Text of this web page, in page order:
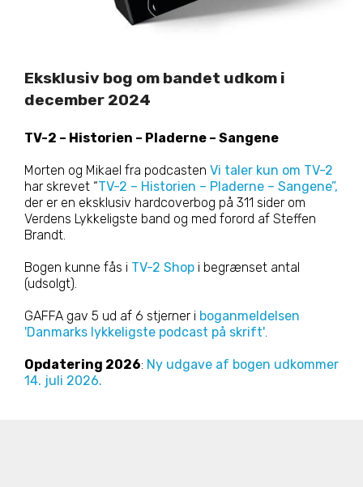
Eksklusiv bog om bandet udkom i
december 2024
TV-2 – Historien – Pladerne – Sangene
Morten og Mikael fra podcasten Vi taler kun om TV-2
har skrevet “TV-2 – Historien – Pladerne – Sangene”,
der er en eksklusiv hardcoverbog på 311 sider om
Verdens Lykkeligste band og med forord af Steffen
Brandt.
Bogen kunne fås i TV-2 Shop i begrænset antal
(udsolgt).
GAFFA gav 5 ud af 6 stjerner i boganmeldelsen
'Danmarks lykkeligste podcast på skrift'.
Opdatering 2026: Ny udgave af bogen udkommer
14. juli 2026.